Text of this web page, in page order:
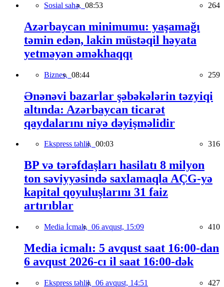
Sosial sahə, 08:53 264
Azərbaycan minimumu: yaşamağı
təmin edən, lakin müstəqil həyata
yetməyən əməkhaqqı
Biznes, 08:44 259
Ənənəvi bazarlar şəbəkələrin təzyiqi
altında: Azərbaycan ticarət
qaydalarını niyə dəyişməlidir
Ekspress təhlil, 00:03 316
BP və tərəfdaşları hasilatı 8 milyon
ton səviyyəsində saxlamaqla AÇG-yə
kapital qoyuluşlarını 31 faiz
artırıblar
Media İcmalı, 06 avqust, 15:09 410
Media icmalı: 5 avqust saat 16:00-dan
6 avqust 2026-cı il saat 16:00-dək
Ekspress təhlil, 06 avqust, 14:51 427